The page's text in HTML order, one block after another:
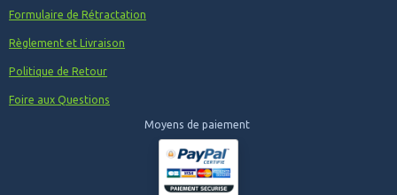
Formulaire de Rétractation
Règlement et Livraison
Politique de Retour
Foire aux Questions
Moyens de paiement